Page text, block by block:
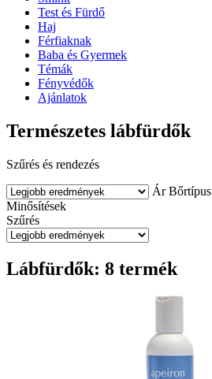
Test és Fürdő
Haj
Férfiaknak
Baba és Gyermek
Témák
Fényvédők
Ajánlatok
Természetes lábfürdők
Szűrés és rendezés
Ár Bőrtípus
Minősítések
Szűrés
Lábfürdők: 8 termék